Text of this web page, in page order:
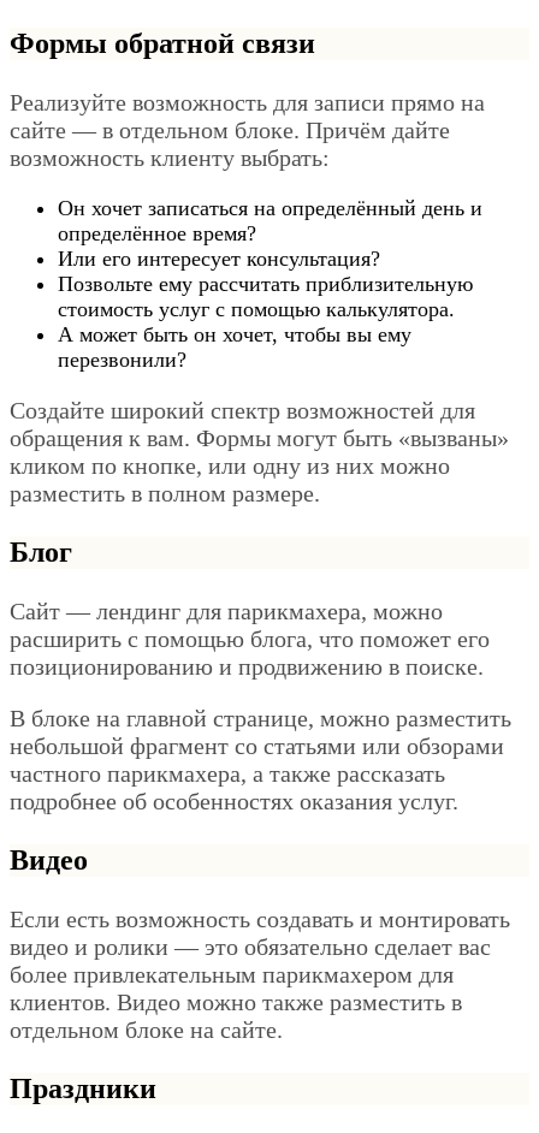
Формы обратной связи
Реализуйте возможность для записи прямо на
сайте — в отдельном блоке. Причём дайте
возможность клиенту выбрать:
Он хочет записаться на определённый день и
определённое время?
Или его интересует консультация?
Позвольте ему рассчитать приблизительную
стоимость услуг с помощью калькулятора.
А может быть он хочет, чтобы вы ему
перезвонили?
Создайте широкий спектр возможностей для
обращения к вам. Формы могут быть «вызваны»
кликом по кнопке, или одну из них можно
разместить в полном размере.
Блог
Сайт — лендинг для парикмахера, можно
расширить с помощью блога, что поможет его
позиционированию и продвижению в поиске.
В блоке на главной странице, можно разместить
небольшой фрагмент со статьями или обзорами
частного парикмахера, а также рассказать
подробнее об особенностях оказания услуг.
Видео
Если есть возможность создавать и монтировать
видео и ролики — это обязательно сделает вас
более привлекательным парикмахером для
клиентов. Видео можно также разместить в
отдельном блоке на сайте.
Праздники